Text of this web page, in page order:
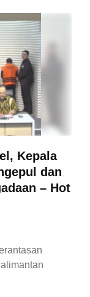
Kepala
dan
– Hot